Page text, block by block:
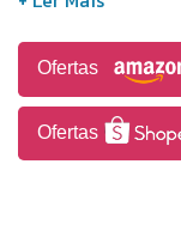
para facilitar a
caipirinhas, gin
fabricadas em
à ferrugem e
Ofertas
Ofertas